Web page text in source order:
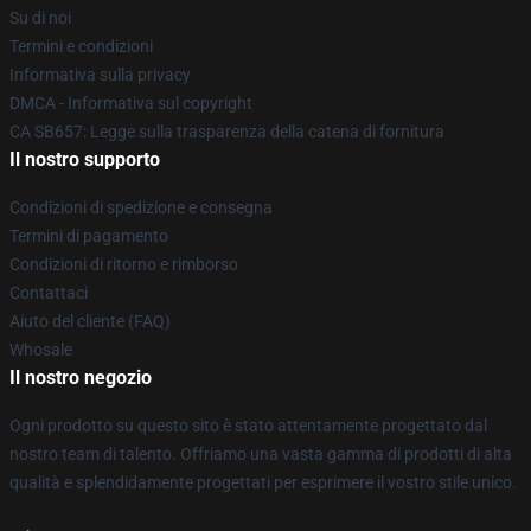
Su di noi
Termini e condizioni
Informativa sulla privacy
DMCA - Informativa sul copyright
CA SB657: Legge sulla trasparenza della catena di fornitura
Il nostro supporto
Condizioni di spedizione e consegna
Termini di pagamento
Condizioni di ritorno e rimborso
Contattaci
Aiuto del cliente (FAQ)
Whosale
Il nostro negozio
Ogni prodotto su questo sito è stato attentamente progettato dal
nostro team di talento. Offriamo una vasta gamma di prodotti di alta
qualità e splendidamente progettati per esprimere il vostro stile unico.